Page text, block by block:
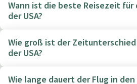
Wann ist die beste Reisezeit für
der USA?
Wie groß ist der
der USA?
Wie lange dauert der Flug in